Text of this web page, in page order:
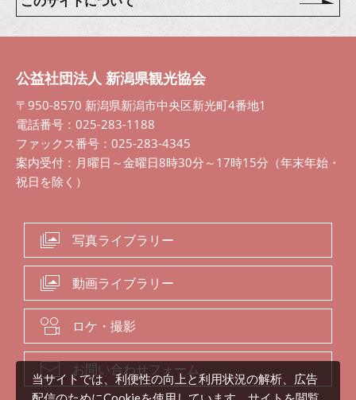
公益社団法人 新潟県観光協会
〒950-8570 新潟県新潟市中央区新光町4番地1
電話番号：025-283-1188
ファックス番号：025-283-4345
案内受付：月曜日～金曜日8時30分～17時15分（年末年始・
祝日を除く）
写真ライブラリー
動画ライブラリー
ロケ・撮影
お問い合わせフォーム
当サイトでは、利便性の向上と利用状況の解析、広告